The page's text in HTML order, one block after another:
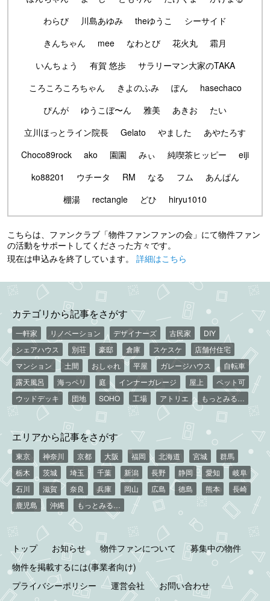
わらび
川島あゆみ theゆうこ
シーサイド
きんちゃん
mee なわとび 花火丸
霜月
いんちょう
有賀 悠歩
サラリーマン大家のTAKA
ころころころちゃん
きよのふみ ぽん
hasechaco
ぴんが
ゆうこぼ〜ん 雅美 あきお
たい
立川ほっとライン院長
Gelato やました
あやたろす
Choco89rock
ako 園園 みぃ 純喫茶ヒッピー
eiji
ko88201
ウチータ RM なる フム
あんぱん
棚湯
rectangle どひ hiryu1010
こちらは、ファンクラブ「物件ファンファンの会」にて物件ファン
の活動をサポートしてくださった方々です。
現在は申込みを終了しています。 詳細はこちら
カテゴリから記事をさがす
一軒家 リノベーション デザイナーズ 古民家
DIY
シェアハウス
別荘 豪邸 倉庫 スケスケ
店舗付住宅
マンション
土間 おしゃれ 平屋 ガレージハウス
自転車
露天風呂
海っペリ 庭 インナーガレージ 屋上
ペット可
ウッドデッキ
団地 SOHO 工場 アトリエ もっとみる…
エリアから記事をさがす
東京 神奈川 京都 大阪 福岡 北海道 宮城
群馬
栃木
茨城 埼玉 千葉 新潟 長野 静岡 愛知
岐阜
石川
滋賀 奈良 兵庫 岡山 広島 徳島 熊本
長崎
鹿児島
沖縄 もっとみる…
トップ お知らせ 物件ファンについて
募集中の物件
物件を掲載するには(事業者向け)
プライバシーポリシー
運営会社 お問い合わせ